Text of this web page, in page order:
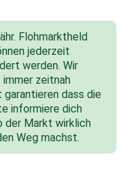
Flohmarktheld
jederzeit
werden. Wir
zeitnah
garantieren dass die
informiere dich
der Markt wirklich
Weg machst.